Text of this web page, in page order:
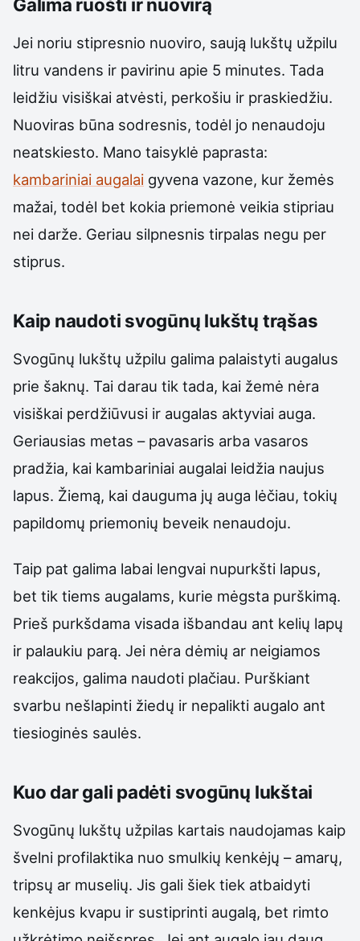
Jei noriu stipresnio nuoviro, saują lukštų užpilu
litru vandens ir pavirinu apie 5 minutes. Tada
leidžiu visiškai atvėsti, perkošiu ir praskiedžiu.
Nuoviras būna sodresnis, todėl jo nenaudoju
neatskiesto. Mano taisyklė paprasta:
kambariniai augalai gyvena vazone, kur žemės
mažai, todėl bet kokia priemonė veikia stipriau
nei darže. Geriau silpnesnis tirpalas negu per
stiprus.
Kaip naudoti svogūnų lukštų trąšas
Svogūnų lukštų užpilu galima palaistyti augalus
prie šaknų. Tai darau tik tada, kai žemė nėra
visiškai perdžiūvusi ir augalas aktyviai auga.
Geriausias metas – pavasaris arba vasaros
pradžia, kai kambariniai augalai leidžia naujus
lapus. Žiemą, kai dauguma jų auga lėčiau, tokių
papildomų priemonių beveik nenaudoju.
Taip pat galima labai lengvai nupurkšti lapus,
bet tik tiems augalams, kurie mėgsta purškimą.
Prieš purkšdama visada išbandau ant kelių lapų
ir palaukiu parą. Jei nėra dėmių ar neigiamos
reakcijos, galima naudoti plačiau. Purškiant
svarbu nešlapinti žiedų ir nepalikti augalo ant
tiesioginės saulės.
Kuo dar gali padėti svogūnų lukštai
Svogūnų lukštų užpilas kartais naudojamas kaip
švelni profilaktika nuo smulkių kenkėjų – amarų,
tripsų ar muselių. Jis gali šiek tiek atbaidyti
kenkėjus kvapu ir sustiprinti augalą, bet rimto